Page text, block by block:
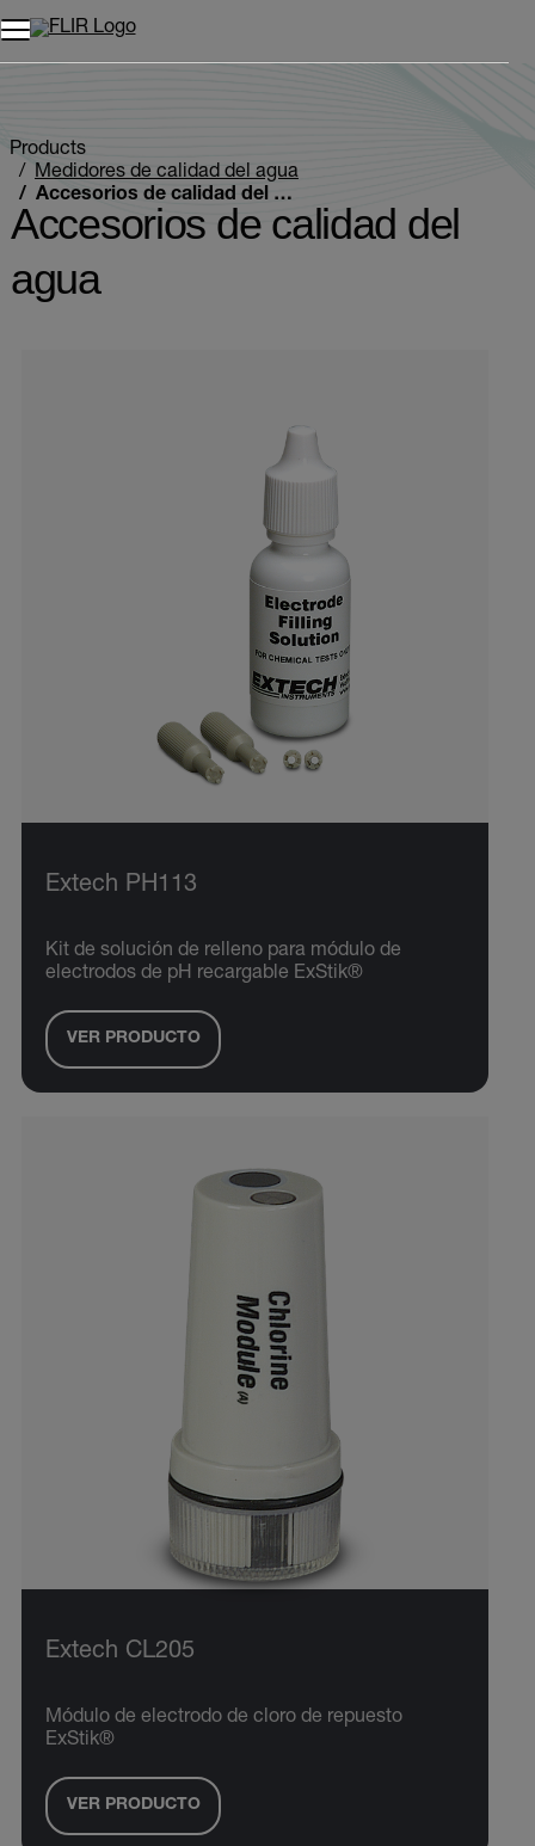
Unread messages
Modelo
Eliminar
artículos
artículo
Añadir al carro
Añadido al carro
Products
Medidores de calidad del agua
Accesorios de calidad del agua
Accesorios de calidad del
agua
Extech PH113
Kit de solución de relleno para módulo de
electrodos de pH recargable ExStik®
VER PRODUCTO
Extech CL205
Módulo de electrodo de cloro de repuesto
ExStik®
VER PRODUCTO